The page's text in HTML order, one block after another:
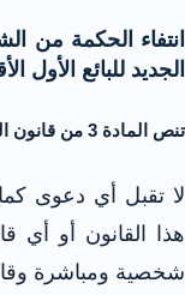
انتفاء الحكمة من
الجديد للبائع الأول
تنص المادة 3 من قانون المرافعات علي أنه
لا تقبل أي دعوى
هذا القانون أو أي
شخصية ومباشرة